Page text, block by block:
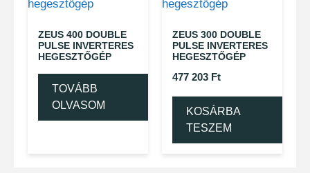
ZEUS 400 DOUBLE
PULSE INVERTERES
HEGESZTŐGÉP
TOVÁBB
OLVASOM
ZEUS 300 DOUBLE
PULSE INVERTERES
HEGESZTŐGÉP
477 203 Ft
KOSÁRBA
TESZEM